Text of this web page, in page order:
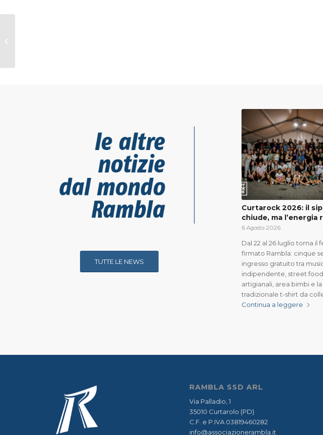
TUTTE LE NEWS
Curtarock 2026: il
chiude, ma l’energia
6 Agosto 2026
Dal 22 al 26 luglio torna il
firmato Rambla: cinque
ingresso gratuito tra
indipendente, street
artigianali, area bimbi e la
tradizionale t-shirt da
Continua a leggere
RAMBLA SSD ARL
Via Palladio, 1
35010 Curtarolo (PD)
C.F. e P.IVA 03819460282
info@associazionerambla.it